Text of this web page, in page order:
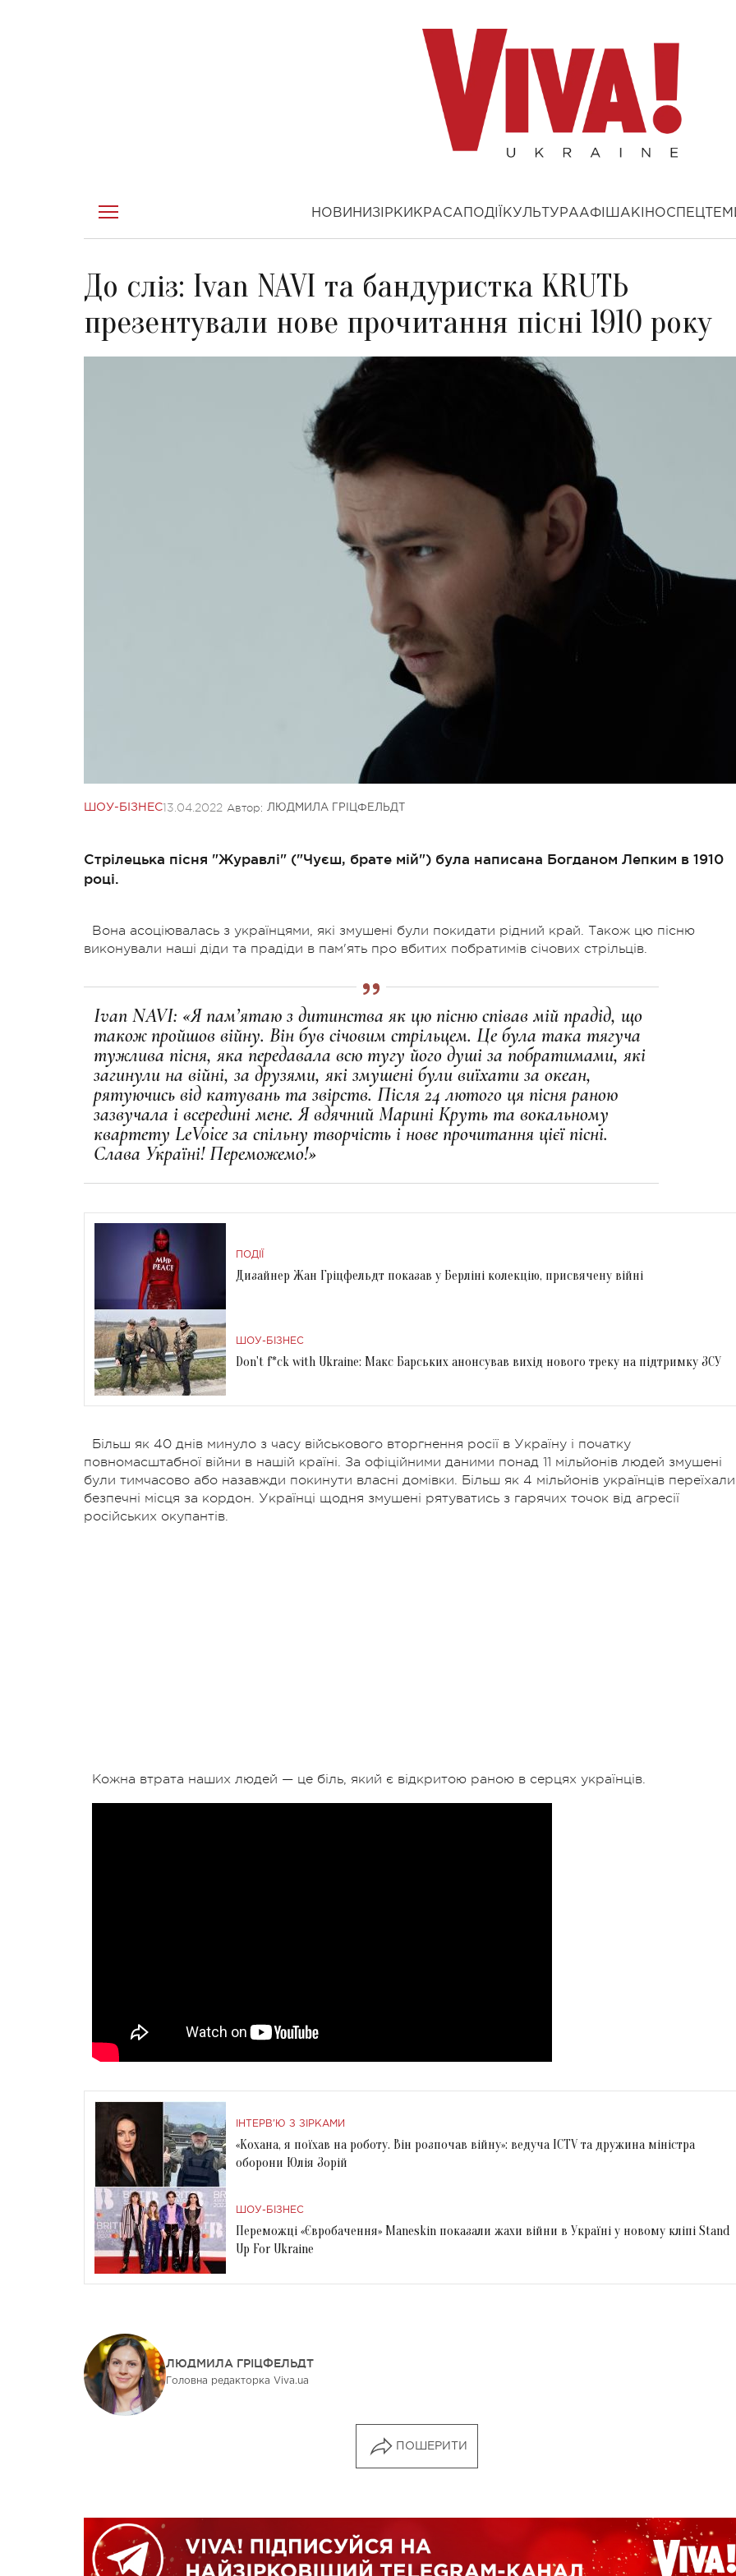
НОВИНИ ЗІРКИ КРАСА ПОДІЇ КУЛЬТУРААФІША КІНО
До сліз: Ivan NAVI та бандуристка KRUTЬ
презентували нове прочитання пісні 1910 року
ШОУ-БІЗНЕС13.04.2022 Автор: ЛЮДМИЛА ГРІЦФЕЛЬДТ
Стрілецька пісня "Журавлі" ("Чуєш, брате мій") була написана Богданом Лепким в 1910
році.
Вона асоціювалась з українцями, які змушені були покидати рідний край. Також цю пісню
виконували наші діди та прадіди в пам'ять про вбитих побратимів січових стрільців.
Ivan NAVI: «Я пам’ятаю з дитинства як цю пісню співав мій прадід, що
також пройшов війну. Він був січовим стрільцем. Це була така тягуча
тужлива пісня, яка передавала всю тугу його душі за побратимами, які
загинули на війні, за друзями, які змушені були виїхати за океан,
рятуючись від катувань та звірств. Після 24 лютого ця пісня раною
зазвучала і всередині мене. Я вдячний Марині Круть та вокальному
квартету LeVoice за спільну творчість і нове прочитання цієї пісні.
Слава Україні! Переможемо!»
ПОДІЇ
Дизайнер Жан Гріцфельдт показав у Берліні колекцію, присвячену війні
ШОУ-БІЗНЕС
Don't f*ck with Ukraine: Макс Барських анонсував вихід нового треку на підтримку ЗСУ
Більш як 40 днів минуло з часу військового вторгнення росії в Україну і початку
повномасштабної війни в нашій країні. За офіційними даними понад 11 мільйонів людей змушені
були тимчасово або назавжди покинути власні домівки. Більш як 4 мільйонів українців
безпечні місця за кордон. Українці щодня змушені рятуватись з гарячих точок від агресії
російських окупантів.
Кожна втрата наших людей — це біль, який є відкритою раною в серцях українців.
ІНТЕРВ'Ю З ЗІРКАМИ
«Кохана, я поїхав на роботу. Він розпочав війну»: ведуча ICTV та дружина міністра
оборони Юлія Зорій
ШОУ-БІЗНЕС
Переможці «Євробачення» Maneskin показали жахи війни в Україні у новому кліпі Stand
Up For Ukraine
ЛЮДМИЛА ГРІЦФЕЛЬДТ
Головна редакторка Viva.ua
ПОШЕРИТИ